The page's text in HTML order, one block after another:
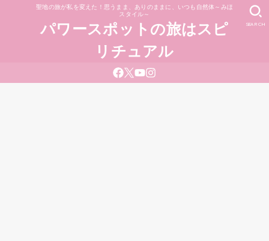
聖地の旅が私を変えた！思うまま、ありのままに、いつも自然体～みほ
スタイル～
パワースポットの旅はスピ
リチュアル
SEARCH